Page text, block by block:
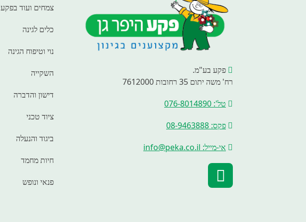
פקע בע"מ.
רח' משה יתום 35 רחובות 7612000
טל': 076-8014890
פקס: 08-9463888
אי-מייל: info@peka.co.il
צמחים ועוד בפקע
כלים לגינה
נוי וטיפוח הגינה
השקייה
דישון והדברה
ציוד טכני
ביגוד והנעלה
חיות מחמד
פנאי ונופש